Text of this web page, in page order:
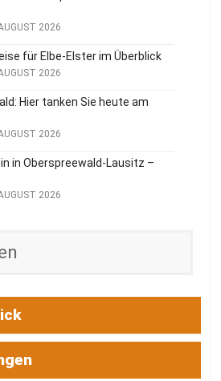
2026
für Elbe-Elster im Überblick
2026
Hier tanken Sie heute am
2026
in Oberspreewald-Lausitz –
2026